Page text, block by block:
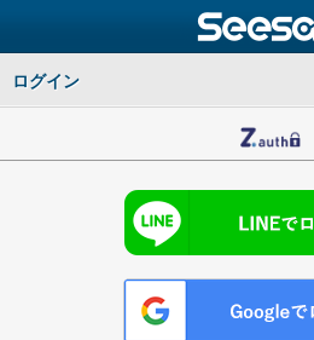
ログイン